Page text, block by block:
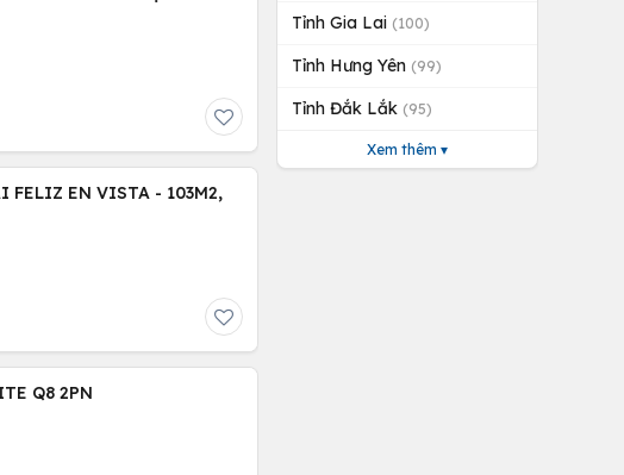
FELIZ EN VISTA - 103M2,
Q8 2PN
Tỉnh Gia Lai (100)
Tỉnh Hưng Yên (99)
Tỉnh Đắk Lắk (95)
Xem thêm ▾